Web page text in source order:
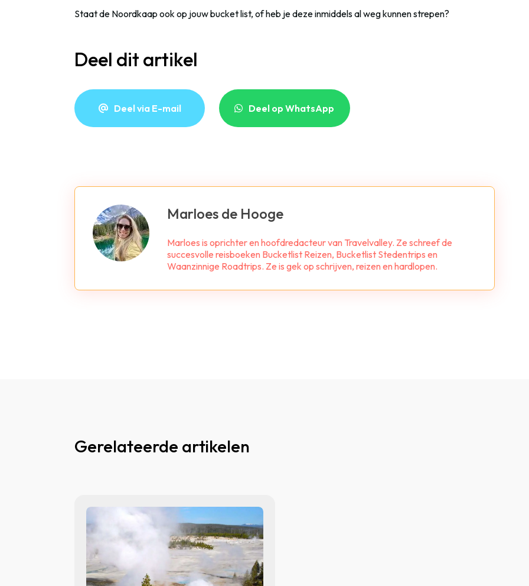
Staat de Noordkaap ook op jouw bucket list, of heb je deze inmiddels al weg kunnen strepen?
Deel dit artikel
Deel via E-mail Deel op WhatsApp
Marloes de Hooge
Marloes is oprichter en hoofdredacteur van Travelvalley. Ze schreef de
succesvolle reisboeken Bucketlist Reizen, Bucketlist Stedentrips en
Waanzinnige Roadtrips. Ze is gek op schrijven, reizen en hardlopen.
Gerelateerde artikelen